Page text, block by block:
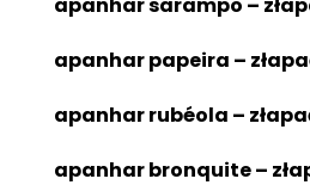
apanhar papeira –
apanhar rubéola –
apanhar bronquite –